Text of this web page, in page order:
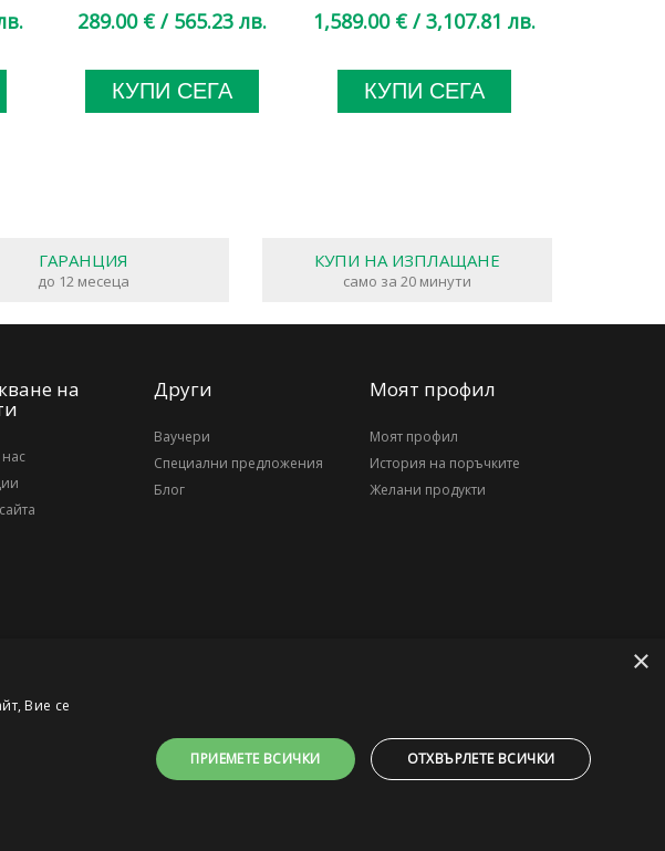
289.00 € / 565.23 лв.
КУПИ СЕГА
1,589.00 € / 3,107.81 лв.
КУПИ СЕГА
ГАРАНЦИЯ
до 12 месеца
КУПИ НА ИЗПЛАЩАНЕ
само за 20 минути
на
нас
Други
Ваучери
Специални предложения
Блог
Моят профил
Моят профил
История на поръчките
Желани продукти
×
Вие се
ПРИЕМЕТЕ ВСИЧКИ ОТХВЪРЛЕТЕ ВСИЧКИ